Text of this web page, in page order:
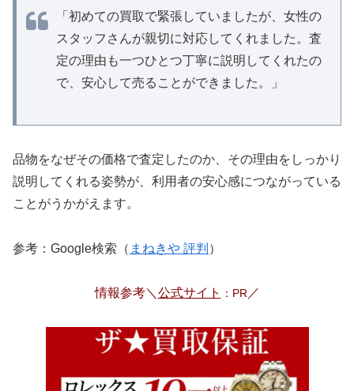
「初めての買取で緊張していましたが、女性の
スタッフさんが親切に対応してくれました。査
定の理由も一つひとつ丁寧に説明してくれたの
で、安心して売ることができました。」
品物をなぜその価格で査定したのか、その理由をしっかり
説明してくれる姿勢が、利用者の安心感につながっている
ことがうかがえます。
参考：Google検索（ まねきや 評判 ）
情報参考＼ 公式サイト ：PR／